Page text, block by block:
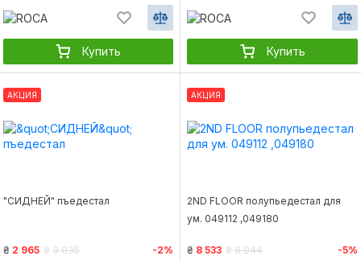
Купить Купить
АКЦИЯ
"СИДНЕЙ" пъедестал
₴ 2 965 ₴ 3 035 -2%
АКЦИЯ
2ND FLOOR полупьедестал для
ум. 049112 ,049180
₴ 8 533 ₴ 8 944 -5%